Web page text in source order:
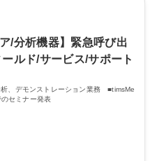
らの最新情報とアフターサービ
/分析機器】緊急呼び出
ルド/サービス/サポート
、デモンストレーション業務 ■timsMe
セミナー発表